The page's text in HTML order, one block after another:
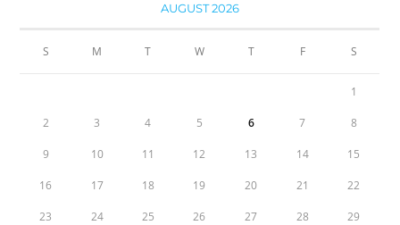
AUGUST 2026
S M T W T F S
1
2 3 4 5 6 7 8
9 10 11 12 13 14 15
16 17 18 19 20 21 22
23 24 25 26 27 28 29